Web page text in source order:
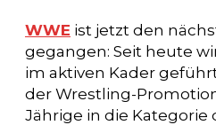
WWE ist jetzt den
gegangen: Seit heute
im aktiven Kader
der Wrestling-
Jährige in die Kategorie